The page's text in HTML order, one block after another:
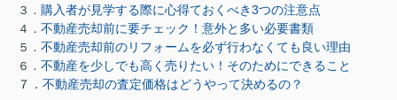
３． 購入者が見学する際に心得ておくべき3つの注意点
４． 不動産売却前に要チェック！意外と多い必要書類
５． 不動産売却前のリフォームを必ず行わなくても良い理由
６． 不動産を少しでも高く売りたい！そのためにできること
７． 不動産売却の査定価格はどうやって決めるの？